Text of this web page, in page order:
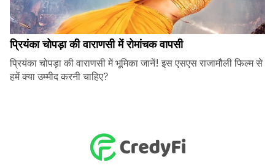
प्रियंका चोपड़ा की वाराणसी में रोमांचक वापसी
प्रियंका चोपड़ा की वाराणसी में भूमिका जानें! इस एसएस राजामौली फिल्म से
हमें क्या उम्मीद करनी चाहिए?